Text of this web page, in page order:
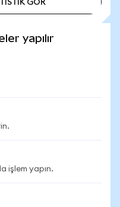
GÖR
yapılır
işlem yapın.